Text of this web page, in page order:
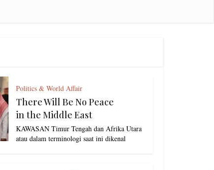
Politics & World Affair
There Will Be No Peace
in the Middle East
KAWASAN Timur Tengah dan Afrika Utara
atau dalam terminologi saat ini dikenal